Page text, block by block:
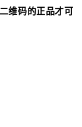
维码的正品才可